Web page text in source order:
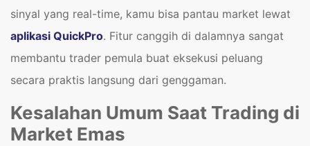
sinyal yang real-time, kamu bisa pantau market lewat
aplikasi QuickPro. Fitur canggih di dalamnya sangat
membantu trader pemula buat eksekusi peluang
secara praktis langsung dari genggaman.
Kesalahan Umum Saat Trading di
Market Emas